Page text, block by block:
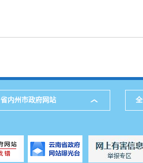
省内州市政府网站